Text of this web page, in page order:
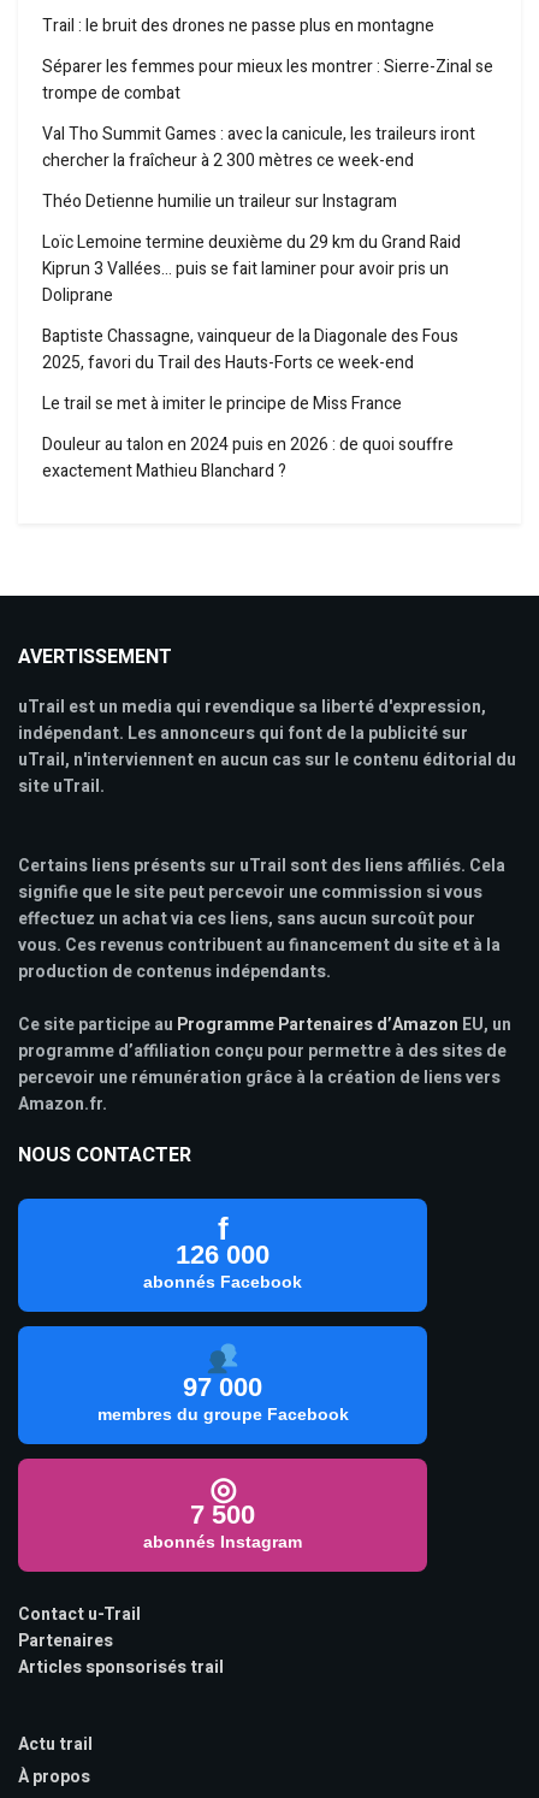
Trail : le bruit des drones ne passe plus en montagne
Séparer les femmes pour mieux les montrer : Sierre-Zinal se
trompe de combat
Val Tho Summit Games : avec la canicule, les traileurs iront
chercher la fraîcheur à 2 300 mètres ce week-end
Théo Detienne humilie un traileur sur Instagram
Loïc Lemoine termine deuxième du 29 km du Grand Raid
Kiprun 3 Vallées… puis se fait laminer pour avoir pris un
Doliprane
Baptiste Chassagne, vainqueur de la Diagonale des Fous
2025, favori du Trail des Hauts-Forts ce week-end
Le trail se met à imiter le principe de Miss France
Douleur au talon en 2024 puis en 2026 : de quoi souffre
exactement Mathieu Blanchard ?
AVERTISSEMENT
uTrail est un media qui revendique sa liberté d'expression,
indépendant. Les annonceurs qui font de la publicité sur
uTrail, n'interviennent en aucun cas sur le contenu éditorial du
site uTrail.
Certains liens présents sur uTrail sont des liens affiliés. Cela
signifie que le site peut percevoir une commission si vous
effectuez un achat via ces liens, sans aucun surcoût pour
vous. Ces revenus contribuent au financement du site et à la
production de contenus indépendants.
Ce site participe au Programme Partenaires d’Amazon EU, un
programme d’affiliation conçu pour permettre à des sites de
percevoir une rémunération grâce à la création de liens vers
Amazon.fr.
NOUS CONTACTER
f
126 000
abonnés Facebook
97 000
membres du groupe Facebook
◎
7 500
abonnés Instagram
Contact u-Trail
Partenaires
Articles sponsorisés trail
Actu trail
À propos